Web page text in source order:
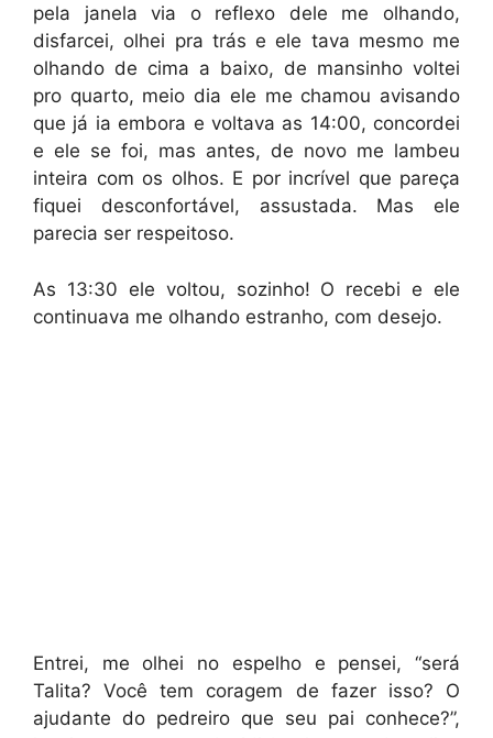
pela janela via o reflexo dele me olhando,
disfarcei, olhei pra trás e ele tava mesmo me
olhando de cima a baixo, de mansinho voltei
pro quarto, meio dia ele me chamou avisando
que já ia embora e voltava as 14:00, concordei
e ele se foi, mas antes, de novo me lambeu
inteira com os olhos. E por incrível que pareça
fiquei desconfortável, assustada. Mas ele
parecia ser respeitoso.
As 13:30 ele voltou, sozinho! O recebi e ele
continuava me olhando estranho, com desejo.
Entrei, me olhei no espelho e pensei, “será
Talita? Você tem coragem de fazer isso? O
ajudante do pedreiro que seu pai conhece?”,